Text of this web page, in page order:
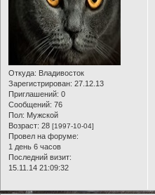
Откуда: Владивосток
Зарегистрирован: 27.12.13
Приглашений: 0
Сообщений: 76
Пол: Мужской
Возраст: 28 [1997-10-04]
Провел на форуме:
1 день 6 часов
Последний визит:
15.11.14 21:09:32